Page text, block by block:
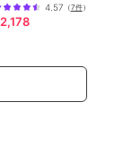
4.57 （7件）